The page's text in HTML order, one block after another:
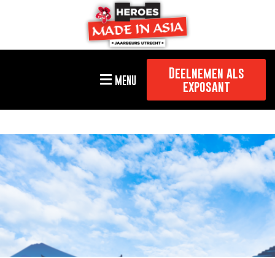
MENU
Deelnemen als
exposant